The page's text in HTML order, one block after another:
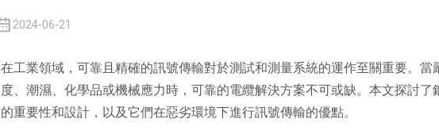
2024-06-21
在工業領域，可靠且精確的訊號傳輸對於測試和測量系統的運作至關重要。當
度、潮濕、化學品或機械應力時，可靠的電纜解決方案不可或缺。本文探討了
的重要性和設計，以及它們在惡劣環境下進行訊號傳輸的優點。